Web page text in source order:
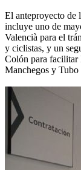
El anteproyecto de
incluye uno de
Valencià para el
y ciclistas, y un
Colón para facilitar
Manchegos y Tubo